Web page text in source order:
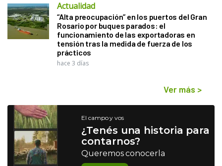
Actualidad
“Alta preocupación” en los puertos del Gran
Rosario por buques parados: el
funcionamiento de las exportadoras en
tensión tras la medida de fuerza de los
prácticos
hace 3 días
Ver más >
El campo y vos
¿Tenés una historia para
contarnos?
Queremos conocerla